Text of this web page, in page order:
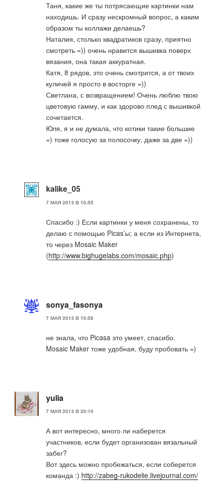
Таня, какие же ты потрясающие картинки нам
находишь. И сразу нескромный вопрос, а каким
образом ты коллажи делаешь?
Наталия, столько квадратиков сразу, приятно
смотреть =)) очень нравится вышивка поверх
вязания, она такая аккуратная.
Катя, 8 рядов, это очень смотрится, а от твоих
куличей я просто в восторге =))
Светлана, с возвращением! Очень люблю твою
цветовую гамму, и как здорово плед с вышивкой
сочетается.
Юля, я и не думала, что котики такие большие
=) тоже голосую за полосочку, даже за две =))
kalike_05
7 МАЯ 2013 В 10:55
Спасибо :) Если картинки у меня сохранены, то
делаю с помощью Picas’ы; а если из Интернета,
то через Mosaic Maker
(http://www.bighugelabs.com/mosaic.php)
sonya_fasonya
7 МАЯ 2013 В 10:58
не знала, что Picasa это умеет, спасибо.
Mosaic Maker тоже удобная, буду пробовать =)
yulia
7 МАЯ 2013 В 20:10
А вот интересно, много ли наберется
участников, если будет организован вязальный
забег?
Вот здесь можно пробежаться, если соберется
команда :) http://zabeg-rukodelie.livejournal.com/